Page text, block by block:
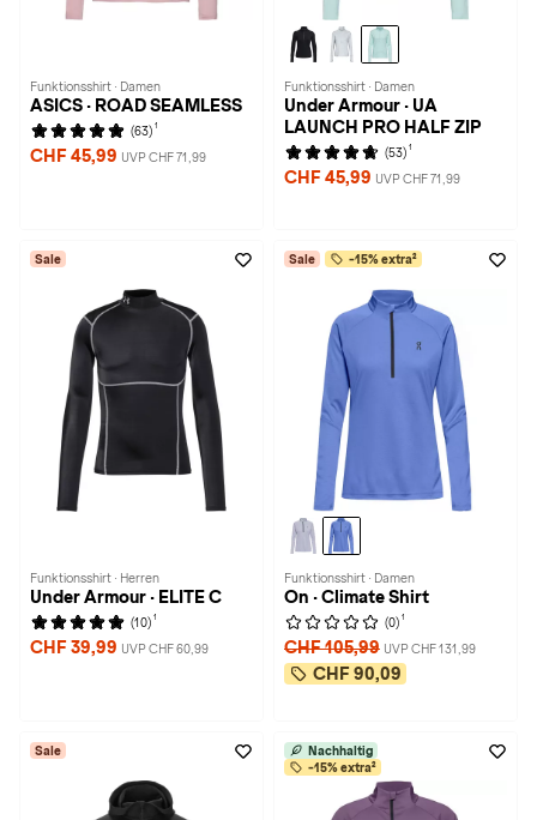
Funktionsshirt · Damen
ASICS · ROAD SEAMLESS
(63) 1
CHF 45,99 UVP CHF 71,99
Funktionsshirt · Damen
Under Armour · UA
LAUNCH PRO HALF ZIP
(53) 1
CHF 45,99 UVP CHF 71,99
Sale
Funktionsshirt · Herren
Under Armour · ELITE C
(10) 1
CHF 39,99 UVP CHF 60,99
Sale -15% extra²
Funktionsshirt · Damen
On · Climate Shirt
(0) 1
CHF 105,99 UVP CHF 131,99
CHF 90,09
Sale
Nachhaltig
-15% extra²